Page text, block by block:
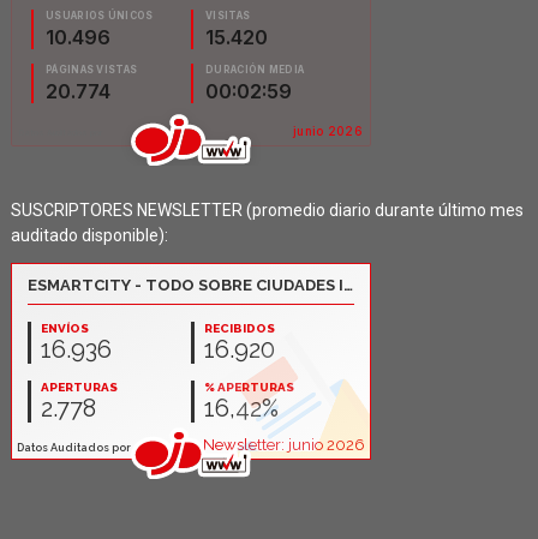
SUSCRIPTORES NEWSLETTER (promedio diario durante último mes
auditado disponible):